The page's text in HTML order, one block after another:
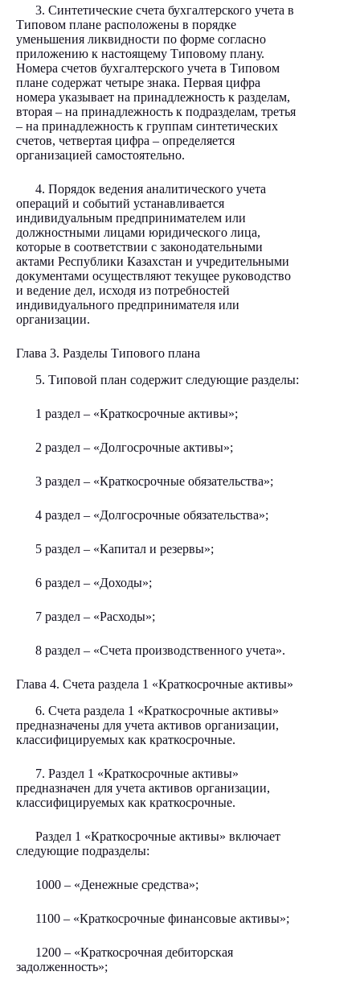
3. Синтетические счета бухгалтерского учета в
Типовом плане расположены в порядке
уменьшения ликвидности по форме согласно
приложению к настоящему Типовому плану.
Номера счетов бухгалтерского учета в Типовом
плане содержат четыре знака. Первая цифра
номера указывает на принадлежность к разделам,
вторая – на принадлежность к подразделам, третья
– на принадлежность к группам синтетических
счетов, четвертая цифра – определяется
организацией самостоятельно.
4. Порядок ведения аналитического учета
операций и событий устанавливается
индивидуальным предпринимателем или
должностными лицами юридического лица,
которые в соответствии с законодательными
актами Республики Казахстан и учредительными
документами осуществляют текущее руководство
и ведение дел, исходя из потребностей
индивидуального предпринимателя или
организации.
Глава 3. Разделы Типового плана
5. Типовой план содержит следующие разделы:
1 раздел – «Краткосрочные активы»;
2 раздел – «Долгосрочные активы»;
3 раздел – «Краткосрочные обязательства»;
4 раздел – «Долгосрочные обязательства»;
5 раздел – «Капитал и резервы»;
6 раздел – «Доходы»;
7 раздел – «Расходы»;
8 раздел – «Счета производственного учета».
Глава 4. Счета раздела 1 «Краткосрочные активы»
6. Счета раздела 1 «Краткосрочные активы»
предназначены для учета активов организации,
классифицируемых как краткосрочные.
7. Раздел 1 «Краткосрочные активы»
предназначен для учета активов организации,
классифицируемых как краткосрочные.
Раздел 1 «Краткосрочные активы» включает
следующие подразделы:
1000 – «Денежные средства»;
1100 – «Краткосрочные финансовые активы»;
1200 – «Краткосрочная дебиторская
задолженность»;